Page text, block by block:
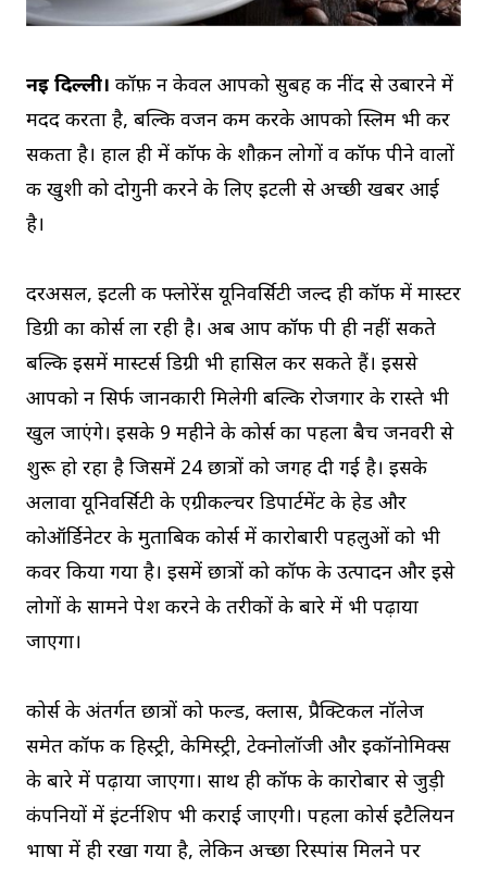
नई दिल्ली। कॉफ़ी न केवल आपको सुबह की नींद से उबारने में
मदद करता है, बल्कि वजन कम करके आपको स्लिम भी कर
सकता है। हाल ही में कॉफी के शौक़ीन लोगों व कॉफी पीने वालों
की खुशी को दोगुनी करने के लिए इटली से अच्छी खबर आई
है।
दरअसल, इटली की फ्लोरेंस यूनिवर्सिटी जल्द ही कॉफी में मास्टर
डिग्री का कोर्स ला रही है। अब आप कॉफी पी ही नहीं सकते
बल्कि इसमें मास्टर्स डिग्री भी हासिल कर सकते हैं। इससे
आपको न सिर्फ जानकारी मिलेगी बल्कि रोजगार के रास्ते भी
खुल जाएंगे। इसके 9 महीने के कोर्स का पहला बैच जनवरी से
शुरू हो रहा है जिसमें 24 छात्रों को जगह दी गई है। इसके
अलावा यूनिवर्सिटी के एग्रीकल्चर डिपार्टमेंट के हेड और
कोऑर्डिनेटर के मुताबिक कोर्स में कारोबारी पहलुओं को भी
कवर किया गया है। इसमें छात्रों को कॉफी के उत्पादन और इसे
लोगों के सामने पेश करने के तरीकों के बारे में भी पढ़ाया
जाएगा।
कोर्स के अंतर्गत छात्रों को फील्ड, क्लास, प्रैक्टिकल नॉलेज
समेत कॉफी की हिस्ट्री, केमिस्ट्री, टेक्नोलॉजी और इकॉनोमिक्स
के बारे में पढ़ाया जाएगा। साथ ही कॉफी के कारोबार से जुड़ी
कंपनियों में इंटर्नशिप भी कराई जाएगी। पहला कोर्स इटैलियन
भाषा में ही रखा गया है, लेकिन अच्छा रिस्पांस मिलने पर